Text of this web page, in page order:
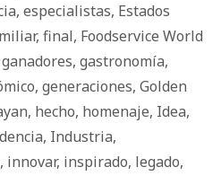
, especialistas, Estados
, final, Foodservice World
ganadores, gastronomía,
, generaciones, Golden
, hecho, homenaje, Idea,
, Industria,
, innovar, inspirado, legado,